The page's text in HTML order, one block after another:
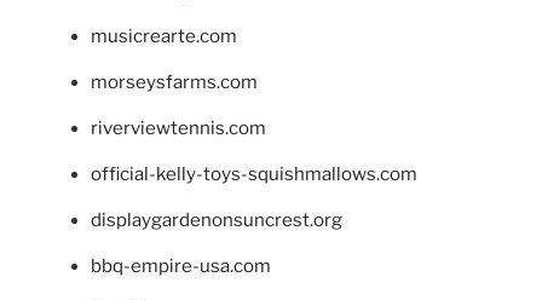
musicrearte.com
morseysfarms.com
riverviewtennis.com
official-kelly-toys-squishmallows.com
displaygardenonsuncrest.org
bbq-empire-usa.com